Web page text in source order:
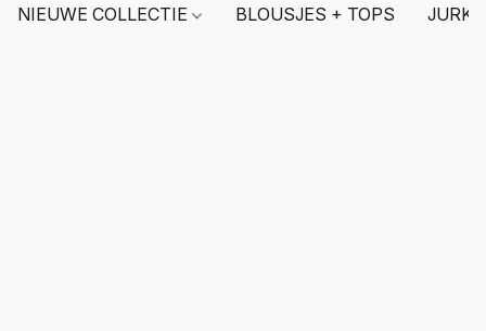
NIEUWE COLLECTIE BLOUSJES + TOPS